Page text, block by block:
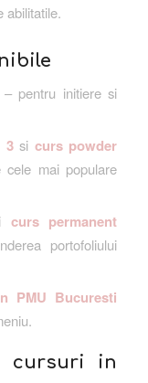
abilitatile.
– pentru initiere si
3si curs powder
cele mai populare
curs permanent
portofoliului
PMU Bucuresti
cursuri in